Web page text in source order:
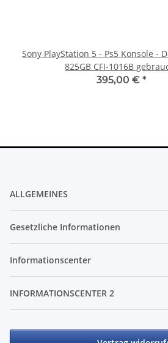
Sony PlayStation 5 - Ps5 Konsole -
825GB CFI-1016B
395,00 € *
ALLGEMEINES
Gesetzliche Informationen
Informationscenter
INFORMATIONSCENTER 2